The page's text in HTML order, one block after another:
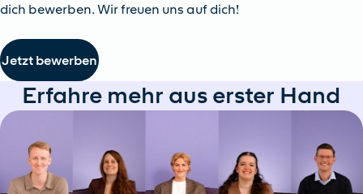
dich bewerben. Wir freuen uns auf dich!
Jetzt bewerben
Erfahre mehr aus erster Hand